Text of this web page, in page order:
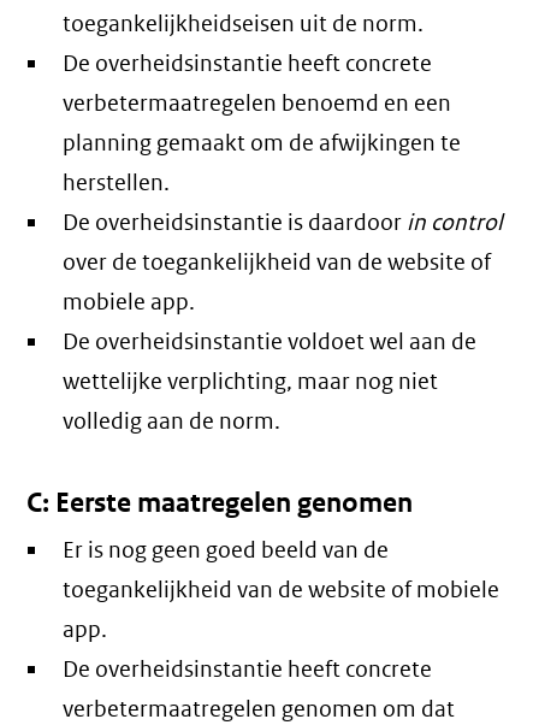
toegankelijkheidseisen uit de norm.
De overheidsinstantie heeft concrete
verbetermaatregelen benoemd en een
planning gemaakt om de afwijkingen te
herstellen.
De overheidsinstantie is daardoor in control
over de toegankelijkheid van de website of
mobiele app.
De overheidsinstantie voldoet wel aan de
wettelijke verplichting, maar nog niet
volledig aan de norm.
C: Eerste maatregelen genomen
Er is nog geen goed beeld van de
toegankelijkheid van de website of mobiele
app.
De overheidsinstantie heeft concrete
verbetermaatregelen genomen om dat